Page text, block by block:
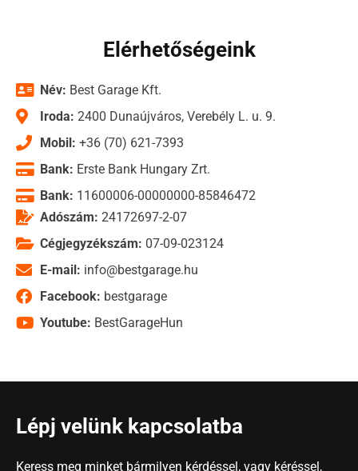
Elérhetőségeink
Név: Best Garage Kft.
Iroda: 2400 Dunaújváros, Verebély L. u. 9.
Mobil: +36 (70) 621-7393
Bank: Erste Bank Hungary Zrt.
Bank: 11600006-00000000-85846472
Adószám: 24172697-2-07
Cégjegyzékszám: 07-09-023124
E-mail: info@bestgarage.hu
Facebook: bestgarage
Youtube: BestGarageHun
Lépj velünk kapcsolatba
Keress meg minket bármilyen kérdéssel, vagy kéréssel,